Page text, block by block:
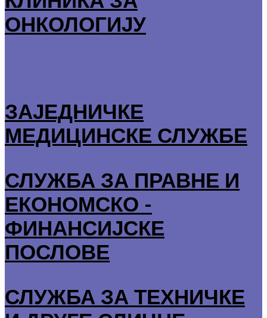
ОНКОЛОГИЈУ
ЗАЈЕДНИЧКЕ
МЕДИЦИНСКЕ СЛУЖБЕ
СЛУЖБА ЗА ПРАВНЕ И
ЕКОНОМСКО -
ФИНАНСИЈСКЕ
ПОСЛОВЕ
СЛУЖБА ЗА ТЕХНИЧКЕ